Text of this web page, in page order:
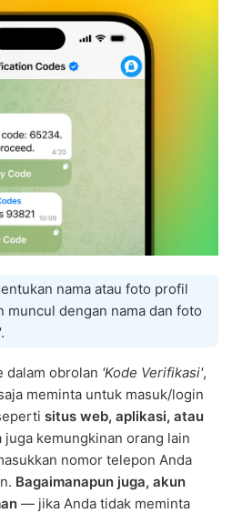
nama atau foto profil
muncul dengan nama dan foto
.
dalam obrolan 'Kode Verifikasi',
meminta untuk masuk/login
situs web, aplikasi, atau
juga kemungkinan orang lain
nomor telepon Anda
Bagaimanapun juga, akun
— jika Anda tidak meminta